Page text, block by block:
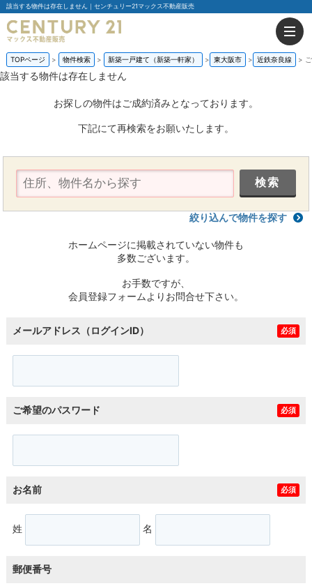
該当する物件は存在しません｜センチュリー21マックス不動産販売
TOPページ 物件検索 新築一戸建て（新築一軒家） 東大阪市 近鉄奈良線
該当する物件は存在しません
お探しの物件はご成約済みとなっております。
下記にて再検索をお願いたします。
絞り込んで物件を探す
ホームページに掲載されていない物件も
多数ございます。
お手数ですが、
会員登録フォームよりお問合せ下さい。
メールアドレス（ログインID） 必須
ご希望のパスワード 必須
お名前 必須
姓 名
郵便番号